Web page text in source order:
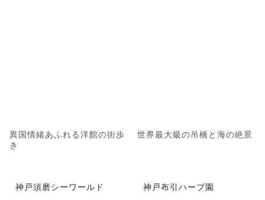
異国情緒あふれる洋館の街歩
き
世界最大級の吊橋と海の絶景
神戸須磨シーワールド 神戸布引ハーブ園